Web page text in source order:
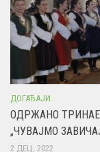
ДОГАЂАЈИ
ОДРЖАНО
„ЧУВАЈМО
2 ДЕЦ, 2022